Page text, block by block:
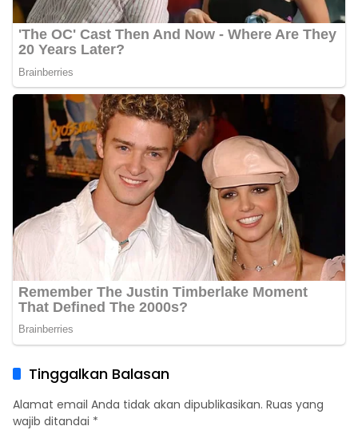
Tinggalkan Balasan
Alamat email Anda tidak akan dipublikasikan. Ruas yang
wajib ditandai *